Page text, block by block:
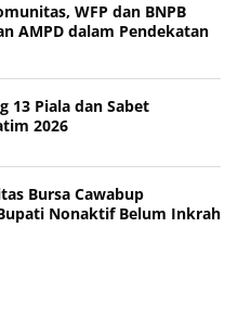
WFP dan BNPB
AMPD dalam Pendekatan
13 Piala dan Sabet
2026
Bursa Cawabup
Nonaktif Belum Inkrah